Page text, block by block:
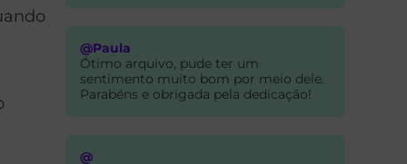
@Paula
Ótimo arquivo, pude ter um
sentimento muito bom por meio dele.
Parabéns e obrigada pela dedicação!
@